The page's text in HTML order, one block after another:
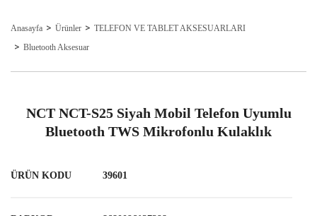
Anasayfa Ürünler
TELEFON VE TABLET AKSESUARLARI
Bluetooth Aksesuar
NCT NCT-S25 Siyah Mobil Telefon Uyumlu
Bluetooth TWS Mikrofonlu Kulaklık
ÜRÜN KODU 39601